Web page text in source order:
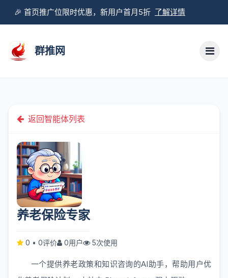
🎉 首页推广位限时优惠，新用户首月5折 了解详情
群推网
返回智能体列表
养老保险专家
0 • 0评价 0用户 5次使用
一个提供养老政策和知识咨询的AI助手，帮助用户优